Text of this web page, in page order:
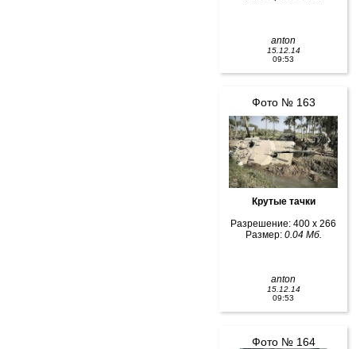
anton
15.12.14
09:53
Фото № 163
Крутые тачки
Разрешение: 400 x 266
Размер: 0.04 Мб.
anton
15.12.14
09:53
Фото № 164